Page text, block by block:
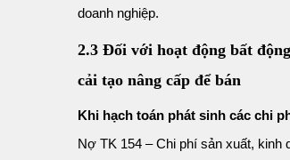
doanh nghiệp.
2.3 Đối với hoạt động bất
cải tạo nâng cấp để bán
Khi hạch toán phát sinh các chi
Nợ TK 154 – Chi phí sản xuất, kinh